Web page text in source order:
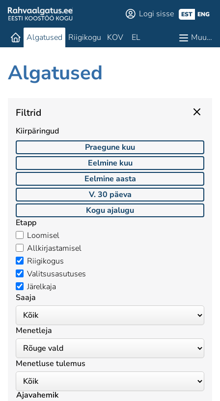
Logi sisse EST ENG
Algatused Riigikogu KOV EL Muu…
Algatused
Filtrid
Kiirpäringud
Praegune kuu
Eelmine kuu
Eelmine aasta
V. 30 päeva
Kogu ajalugu
Etapp
Loomisel
Allkirjastamisel
Riigikogus
Valitsusasutuses
Järelkaja
Saaja
Menetleja
Menetluse tulemus
Ajavahemik